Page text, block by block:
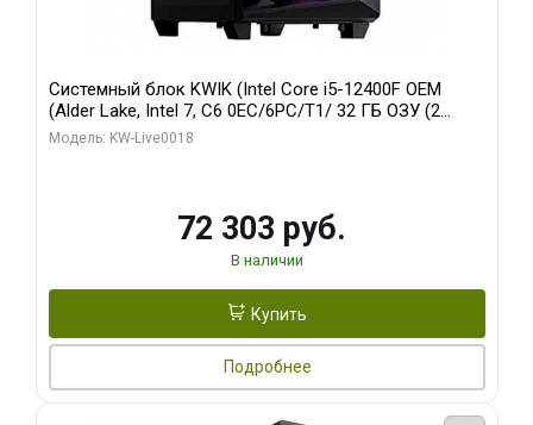
Системный блок KWIK (Intel Core i5-12400F OEM
(Alder Lake, Intel 7, C6 0EC/6PC/T1/ 32 ГБ ОЗУ (2
модуля)/ Ninja Sinotex GTX1660 SUPER 6GB GDDR6
Модель: KW-Live0018
72 303 руб.
В наличии
Купить
Подробнее